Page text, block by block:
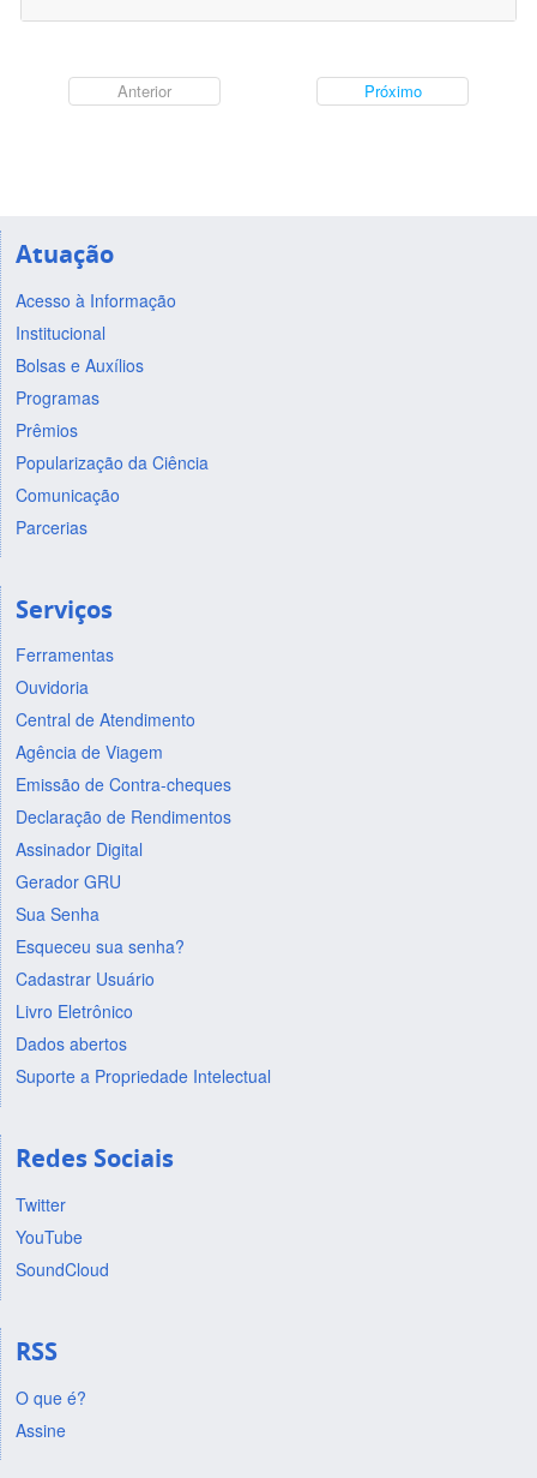
Anterior Próximo
Atuação
Acesso à Informação
Institucional
Bolsas e Auxílios
Programas
Prêmios
Popularização da Ciência
Comunicação
Parcerias
Serviços
Ferramentas
Ouvidoria
Central de Atendimento
Agência de Viagem
Emissão de Contra-cheques
Declaração de Rendimentos
Assinador Digital
Gerador GRU
Sua Senha
Esqueceu sua senha?
Cadastrar Usuário
Livro Eletrônico
Dados abertos
Suporte a Propriedade Intelectual
Redes Sociais
Twitter
YouTube
SoundCloud
RSS
O que é?
Assine